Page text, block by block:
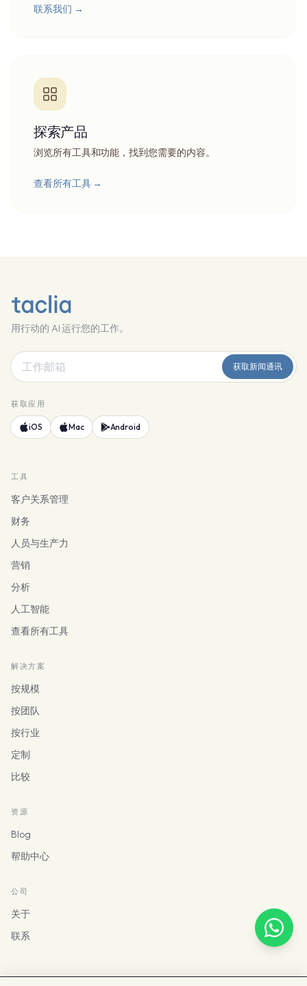
联系我们 →
探索产品
浏览所有工具和功能，找到您需要的内容。
查看所有工具→
用行动的 AI 运行您的工作。
获取新闻通讯
获取应用
iOS Mac Android
工具
客户关系管理
财务
人员与生产力
营销
分析
人工智能
查看所有工具
解决方案
按规模
按团队
按行业
定制
比较
资源
Blog
帮助中心
公司
关于
联系